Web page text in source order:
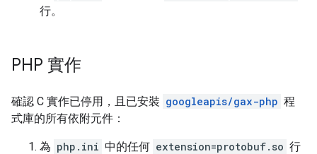
行。
PHP 實作
確認 C 實作已停用，且已安裝 googleapis/gax-php 程
式庫的所有依附元件：
為 php.ini 中的任何 extension=protobuf.so 行